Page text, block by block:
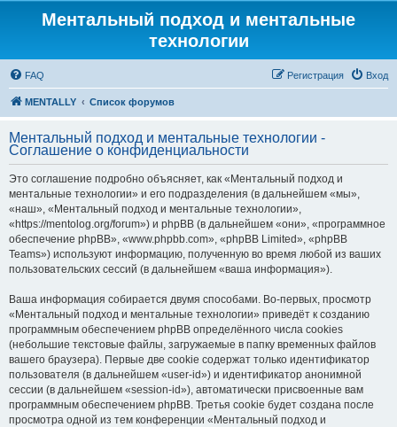
Ментальный подход и ментальные
технологии
FAQ Вход
Регистрация
MENTALLY Список форумов
Ментальный подход и ментальные технологии -
Соглашение о конфиденциальности
Это соглашение подробно объясняет, как «Ментальный подход и
ментальные технологии» и его подразделения (в дальнейшем «мы»,
«наш», «Ментальный подход и ментальные технологии»,
«https://mentolog.org/forum») и phpBB (в дальнейшем «они», «программное
обеспечение phpBB», «www.phpbb.com», «phpBB Limited», «phpBB
Teams») используют информацию, полученную во время любой из ваших
пользовательских сессий (в дальнейшем «ваша информация»).
Ваша информация собирается двумя способами. Во-первых, просмотр
«Ментальный подход и ментальные технологии» приведёт к созданию
программным обеспечением phpBB определённого числа cookies
(небольшие текстовые файлы, загружаемые в папку временных файлов
вашего браузера). Первые две cookie содержат только идентификатор
пользователя (в дальнейшем «user-id») и идентификатор анонимной
сессии (в дальнейшем «session-id»), автоматически присвоенные вам
программным обеспечением phpBB. Третья cookie будет создана после
просмотра одной из тем конференции «Ментальный подход и